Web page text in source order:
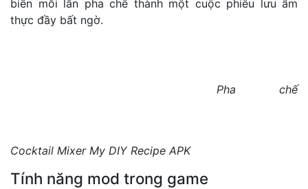
biến mỗi lần pha chế thành một cuộc phiêu lưu ẩm
thực đầy bất ngờ.
Pha chế
Cocktail Mixer My DIY Recipe APK
Tính năng mod trong game